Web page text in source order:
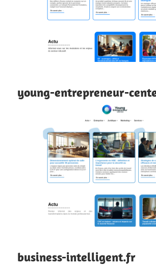
young-entrepreneur-
business-intelligent.fr